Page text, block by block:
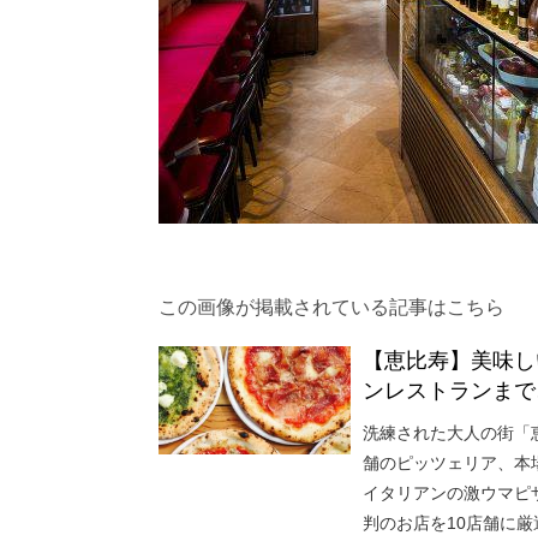
この画像が掲載されている記事はこちら
【恵比寿】美味
ンレストランま
洗練された大人の街「
舗のピッツェリア、本
イタリアンの激ウマ
判のお店を10店舗に厳